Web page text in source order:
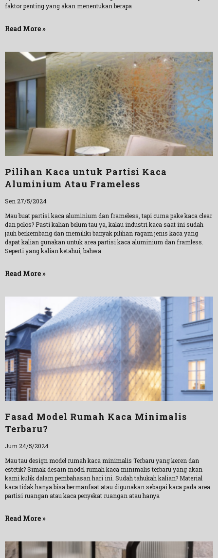
faktor penting yang akan menentukan berapa
Read More »
Pilihan Kaca untuk Partisi Kaca
Aluminium Atau Frameless
Sen 27/5/2024
Mau buat partisi kaca aluminium dan frameless, tapi cuma pake kaca clear
dan polos? Pasti kalian belum tau ya, kalau industri kaca saat ini sudah
jauh berkembang dan memiliki banyak pilihan ragam jenis kaca yang
dapat kalian gunakan untuk area partisi kaca aluminium dan framless.
Seperti yang kalian ketahui, bahwa
Read More »
Fasad Model Rumah Kaca Minimalis
Terbaru?
Jum 24/5/2024
Mau tau design model rumah kaca minimalis Terbaru yang keren dan
estetik? Simak desain model rumah kaca minimalis terbaru yang akan
kami kulik dalam pembahasan hari ini. Sudah tahukah kalian? Material
kaca tidak hanya bisa bermanfaat atau digunakan sebagai kaca pada area
partisi ruangan atau kaca penyekat ruangan atau hanya
Read More »